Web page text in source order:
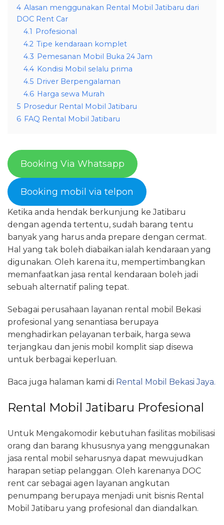
4 Alasan menggunakan Rental Mobil Jatibaru dari
DOC Rent Car
4.1 Profesional
4.2 Tipe kendaraan komplet
4.3 Pemesanan Mobil Buka 24 Jam
4.4 Kondisi Mobil selalu prima
4.5 Driver Berpengalaman
4.6 Harga sewa Murah
5 Prosedur Rental Mobil Jatibaru
6 FAQ Rental Mobil Jatibaru
Booking Via Whatsapp
Booking mobil via telpon
Ketika anda hendak berkunjung ke Jatibaru
dengan agenda tertentu, sudah barang tentu
banyak yang harus anda prepare dengan cermat.
Hal yang tak boleh diabaikan ialah kendaraan yang
digunakan. Oleh karena itu, mempertimbangkan
memanfaatkan jasa rental kendaraan boleh jadi
sebuah alternatif paling tepat.
Sebagai perusahaan layanan rental mobil Bekasi
profesional yang senantiasa berupaya
menghadirkan pelayanan terbaik, harga sewa
terjangkau dan jenis mobil komplit siap disewa
untuk berbagai keperluan.
Baca juga halaman kami di Rental Mobil Bekasi Jaya.
Rental Mobil Jatibaru Profesional
Untuk Mengakomodir kebutuhan fasilitas mobilisasi
orang dan barang khususnya yang menggunakan
jasa rental mobil seharusnya dapat mewujudkan
harapan setiap pelanggan. Oleh karenanya DOC
rent car sebagai agen layanan angkutan
penumpang berupaya menjadi unit bisnis Rental
Mobil Jatibaru yang profesional dan diandalkan.